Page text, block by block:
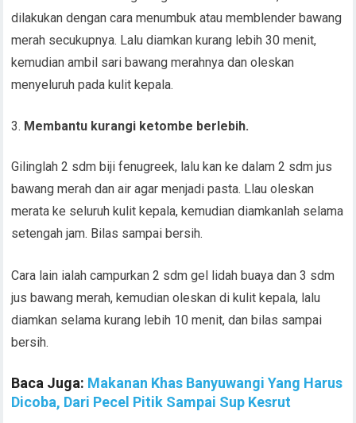
dilakukan dengan cara menumbuk atau memblender bawang
merah secukupnya. Lalu diamkan kurang lebih 30 menit,
kemudian ambil sari bawang merahnya dan oleskan
menyeluruh pada kulit kepala.
Membantu kurangi ketombe berlebih.
Gilinglah 2 sdm biji fenugreek, lalu kan ke dalam 2 sdm jus
bawang merah dan air agar menjadi pasta. Llau oleskan
merata ke seluruh kulit kepala, kemudian diamkanlah selama
setengah jam. Bilas sampai bersih.
Cara lain ialah campurkan 2 sdm gel lidah buaya dan 3 sdm
jus bawang merah, kemudian oleskan di kulit kepala, lalu
diamkan selama kurang lebih 10 menit, dan bilas sampai
bersih.
Baca Juga: Makanan Khas Banyuwangi Yang Harus
Dicoba, Dari Pecel Pitik Sampai Sup Kesrut